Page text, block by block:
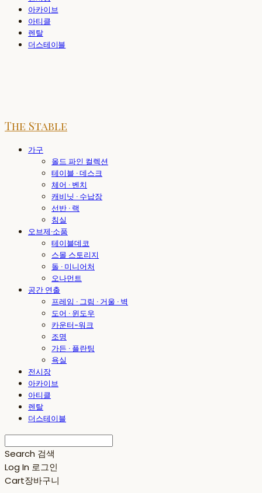
아카이브
아티클
렌탈
더스테이블
The Stable
가구
올드 파인 컬렉션
테이블 · 데스크
체어 · 벤치
캐비닛 · 수납장
선반 · 랙
침실
오브제·소품
테이블데코
스몰 스토리지
돌 · 미니어처
오나먼트
공간 연출
프레임 · 그림 · 거울 · 벽
도어 · 윈도우
카운터-워크
조명
가든 · 플란팅
욕실
전시장
아카이브
아티클
렌탈
더스테이블
Search 검색
Log In 로그인
Cart장바구니